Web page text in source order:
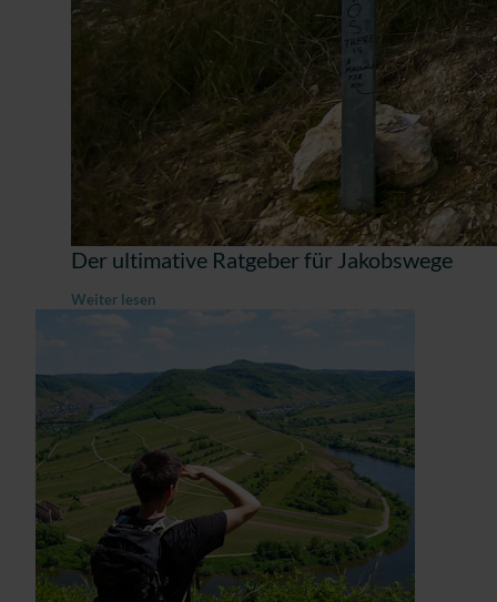
Der ultimative Ratgeber für Jakobswege
Weiter lesen